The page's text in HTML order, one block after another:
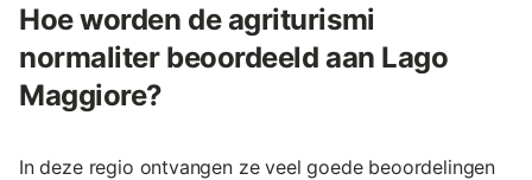
Hoe worden de agriturismi
normaliter beoordeeld aan Lago
Maggiore?
In deze regio ontvangen ze veel goede beoordelingen